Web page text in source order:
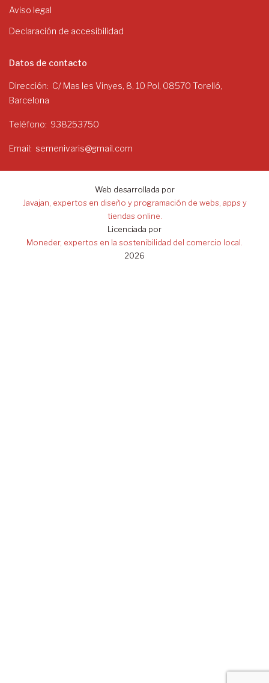
Aviso legal
Declaración de accesibilidad
Datos de contacto
Dirección
C/ Mas les Vinyes, 8, 10 Pol, 08570 Torelló,
Barcelona
Teléfono 938253750
Email semenivaris@gmail.com
Web desarrollada por
Javajan, expertos en diseño y programación de webs, apps y
tiendas online.
Licenciada por
Moneder, expertos en la sostenibilidad del comercio local.
2026